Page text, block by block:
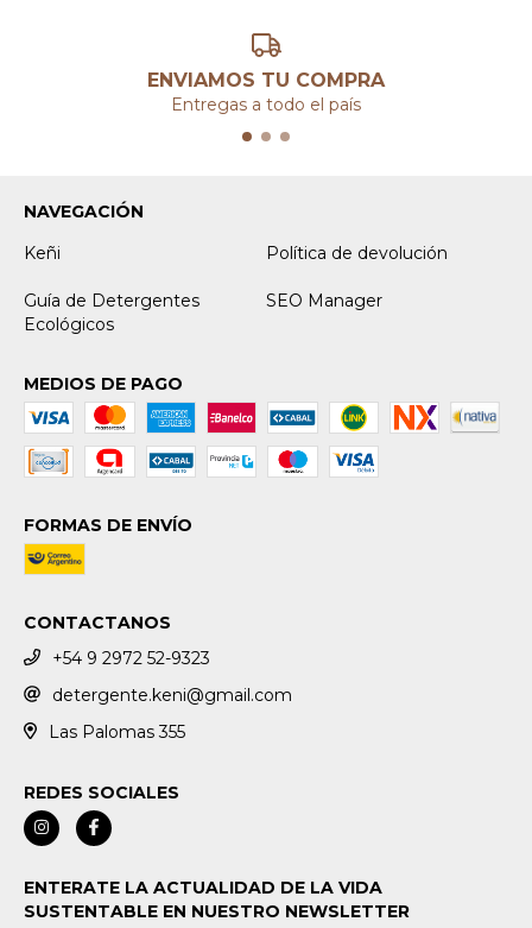
ENVIAMOS TU COMPRA
Entregas a todo el país
NAVEGACIÓN
Keñi
Política de devolución
Guía de Detergentes
Ecológicos
SEO Manager
MEDIOS DE PAGO
FORMAS DE ENVÍO
CONTACTANOS
+54 9 2972 52-9323
detergente.keni@gmail.com
Las Palomas 355
REDES SOCIALES
ENTERATE LA ACTUALIDAD DE LA VIDA
SUSTENTABLE EN NUESTRO NEWSLETTER